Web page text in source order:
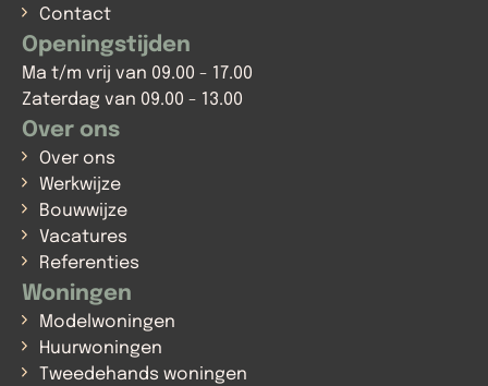
Contact
Openingstijden
Ma t/m vrij van 09.00 - 17.00
Zaterdag van 09.00 - 13.00
Over ons
Over ons
Werkwijze
Bouwwijze
Vacatures
Referenties
Woningen
Modelwoningen
Huurwoningen
Tweedehands woningen